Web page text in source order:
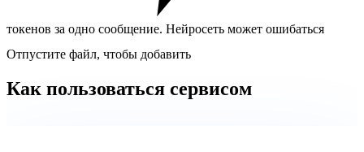
токенов за одно сообщение. Нейросеть может ошибаться
Отпустите файл, чтобы добавить
Как пользоваться сервисом